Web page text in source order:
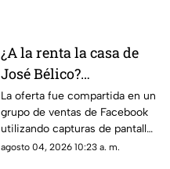
¿A la renta la casa de
José Bélico?
Publicación en redes
desata diversas
opiniones en Ciudad
Juárez
La oferta fue compartida en un
grupo de ventas de Facebook
utilizando capturas de pantalla
tomadas del canal Unique
agosto 04, 2026 10:23 a. m.